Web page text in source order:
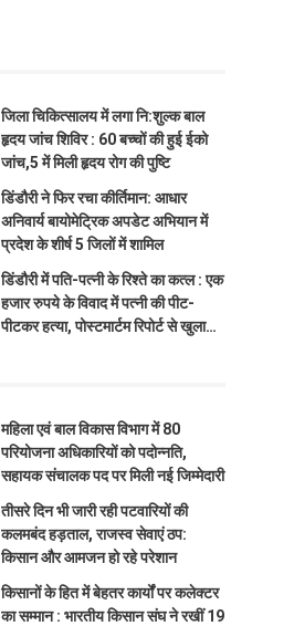
जिला चिकित्सालय में लगा नि:शुल्क बाल
हृदय जांच शिविर : 60 बच्चों की हुई ईको
जांच,5 में मिली हृदय रोग की पुष्टि
डिंडौरी ने फिर रचा कीर्तिमान: आधार
अनिवार्य बायोमेट्रिक अपडेट अभियान में
प्रदेश के शीर्ष 5 जिलों में शामिल
डिंडौरी में पति-पत्नी के रिश्ते का कत्ल : एक
हजार रुपये के विवाद में पत्नी की पीट-
पीटकर हत्या, पोस्टमार्टम रिपोर्ट से खुला
महिला एवं बाल विकास विभाग में 80
परियोजना अधिकारियों को पदोन्नति,
सहायक संचालक पद पर मिली नई जिम्मेदारी
तीसरे दिन भी जारी रही पटवारियों की
कलमबंद हड़ताल, राजस्व सेवाएं ठप:
किसान और आमजन हो रहे परेशान
किसानों के हित में बेहतर कार्यों पर कलेक्टर
का सम्मान : भारतीय किसान संघ ने रखीं 19